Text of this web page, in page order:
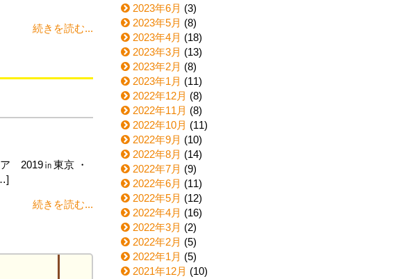
続きを読む...
2019㏌東京 ・
続きを読む...
2023年6月 (3)
2023年5月 (8)
2023年4月 (18)
2023年3月 (13)
2023年2月 (8)
2023年1月 (11)
2022年12月 (8)
2022年11月 (8)
2022年10月 (11)
2022年9月 (10)
2022年8月 (14)
2022年7月 (9)
2022年6月 (11)
2022年5月 (12)
2022年4月 (16)
2022年3月 (2)
2022年2月 (5)
2022年1月 (5)
2021年12月 (10)